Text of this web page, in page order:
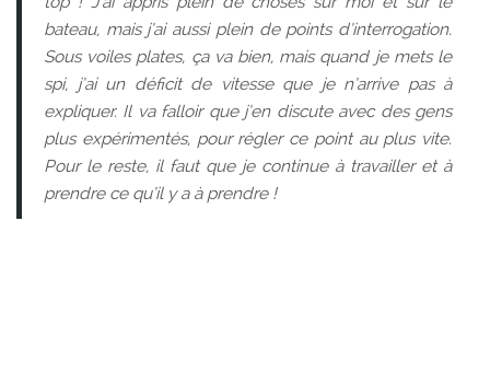
bateau, mais j’ai aussi plein de points d’interrogation.
Sous voiles plates, ça va bien, mais quand je mets le
spi, j’ai un déficit de vitesse que je n’arrive pas à
expliquer. Il va falloir que j’en discute avec des gens
plus expérimentés, pour régler ce point au plus vite.
Pour le reste, il faut que je continue à travailler et à
prendre ce qu’il y a à prendre !